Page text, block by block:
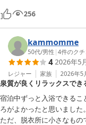
256
kammomme
50代/男性 |4件のクチ
4 2026年5
レジャー 家族 2026年5
泉質が良くリラックスで
宿泊中ずっと入浴できるこ
ろがよかったと思いました。
ただ、脱衣所に小さなも